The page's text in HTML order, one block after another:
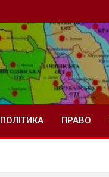
ПОЛІТИКА ПРАВО